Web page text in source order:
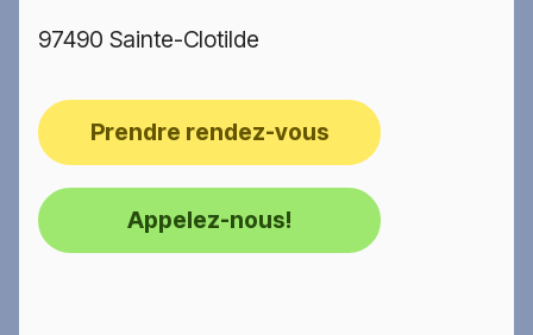
97490 Sainte-Clotilde
Prendre rendez-vous
Appelez-nous!